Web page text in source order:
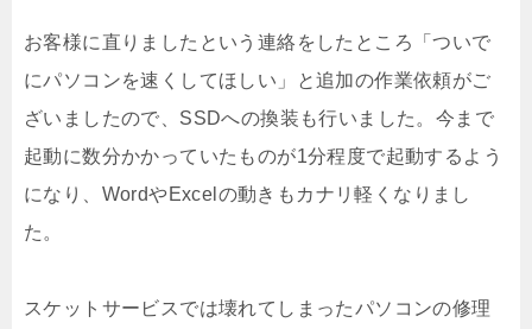
お客様に直りましたという連絡をしたところ「ついで
にパソコンを速くしてほしい」と追加の作業依頼がご
ざいましたので、SSDへの換装も行いました。今まで
起動に数分かかっていたものが1分程度で起動するよう
になり、WordやExcelの動きもカナリ軽くなりまし
た。
スケットサービスでは壊れてしまったパソコンの修理